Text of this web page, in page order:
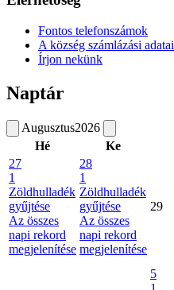
Fontos telefonszámok
A község számlázási adatai
Írjon nekünk
Naptár
Augusztus2026
Hé
Ke
27
1
Zöldhulladék
gyűjtése
Az összes
napi rekord
megjelenítése
28
1
Zöldhulladék
gyűjtése
Az összes
napi rekord
megjelenítése
29
5